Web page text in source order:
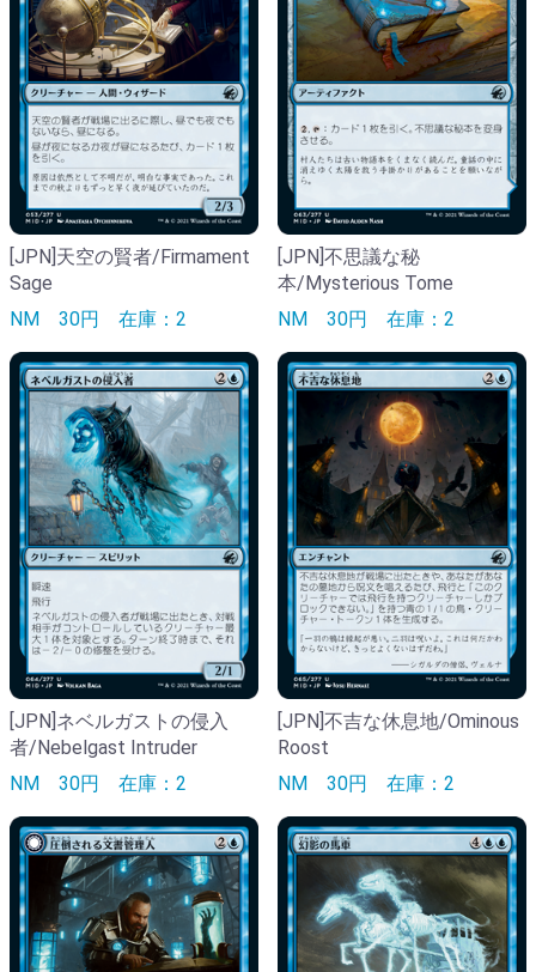
[JPN]天空の賢者/Firmament
Sage
NM 30円 在庫：2
[JPN]不思議な秘
本/Mysterious Tome
NM 30円 在庫：2
[JPN]ネベルガストの侵入
者/Nebelgast Intruder
NM 30円 在庫：2
[JPN]不吉な休息地/Ominous
Roost
NM 30円 在庫：2